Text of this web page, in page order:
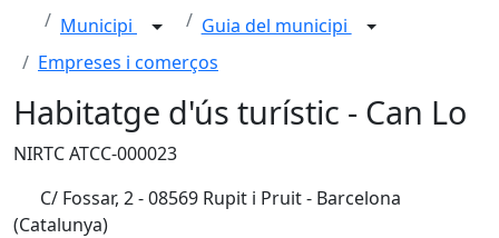
Municipi
Guia del municipi
Empreses i comerços
Habitatge d'ús turístic - Can Lo
NIRTC ATCC-000023
C/ Fossar, 2 - 08569 Rupit i Pruit - Barcelona
(Catalunya)